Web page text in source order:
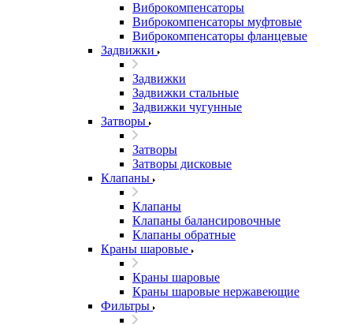
Виброкомпенсаторы
Виброкомпенсаторы муфтовые
Виброкомпенсаторы фланцевые
Задвижки
Задвижки
Задвижки стальные
Задвижки чугунные
Затворы
Затворы
Затворы дисковые
Клапаны
Клапаны
Клапаны балансировочные
Клапаны обратные
Краны шаровые
Краны шаровые
Краны шаровые нержавеющие
Фильтры